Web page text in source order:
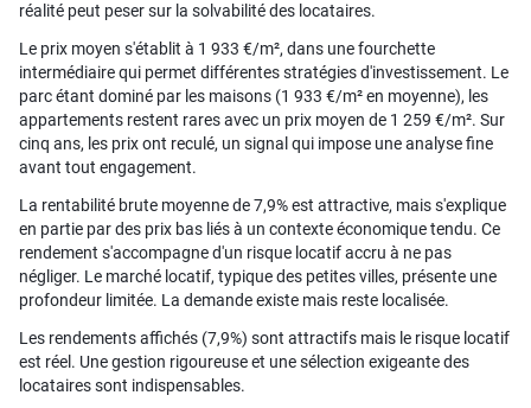
réalité peut peser sur la solvabilité des locataires.
Le prix moyen s'établit à 1 933 €/m², dans une fourchette
intermédiaire qui permet différentes stratégies d'investissement. Le
parc étant dominé par les maisons (1 933 €/m² en moyenne), les
appartements restent rares avec un prix moyen de 1 259 €/m². Sur
cinq ans, les prix ont reculé, un signal qui impose une analyse fine
avant tout engagement.
La rentabilité brute moyenne de 7,9% est attractive, mais s'explique
en partie par des prix bas liés à un contexte économique tendu. Ce
rendement s'accompagne d'un risque locatif accru à ne pas
négliger. Le marché locatif, typique des petites villes, présente une
profondeur limitée. La demande existe mais reste localisée.
Les rendements affichés (7,9%) sont attractifs mais le risque locatif
est réel. Une gestion rigoureuse et une sélection exigeante des
locataires sont indispensables.